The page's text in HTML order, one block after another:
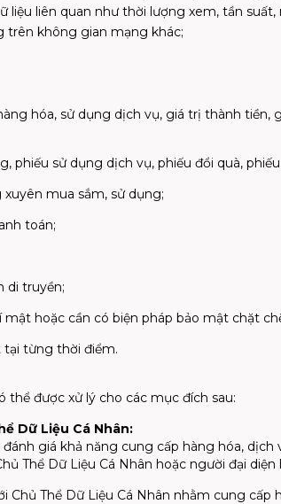
liệu liên quan như thời lượng xem, tần
trên không gian mạng khác;
hóa, sử dụng dịch vụ, giá trị thành tiền,
phiếu sử dụng dịch vụ, phiếu đổi quà,
mua sắm, sử dụng;
toán;
di truyền;
hoặc cần có biện pháp bảo mật chặt
tại từng thời điểm.
thể được xử lý cho các mục đích sau:
Dữ Liệu Cá Nhân:
giá khả năng cung cấp hàng hóa,
Thể Dữ Liệu Cá Nhân hoặc người đại diện
Thể Dữ Liệu Cá Nhân nhằm cung cấp